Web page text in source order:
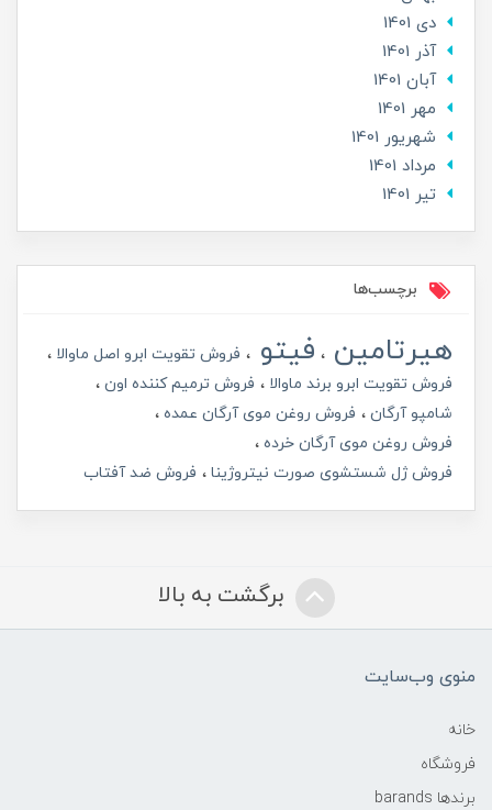
دی 1401
آذر 1401
آبان 1401
مهر 1401
شهریور 1401
مرداد 1401
تير 1401
برچسب‌ها
هیرتامین فیتو
فروش تقویت ابرو اصل ماوالا
فروش تقویت ابرو برند ماوالا
فروش ترمیم کننده اون
شامپو آرگان
فروش روغن موی آرگان عمده
فروش روغن موی آرگان خرده
فروش ژل شستشوی صورت نیتروژینا
فروش ضد آفتاب
برگشت به بالا
منوی وب‌سایت
خانه
فروشگاه
برندها barands